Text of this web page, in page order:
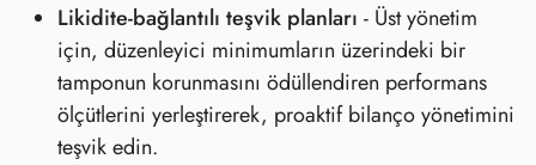
Likidite‑bağlantılı teşvik planları - Üst yönetim
için, düzenleyici minimumların üzerindeki bir
tamponun korunmasını ödüllendiren performans
ölçütlerini yerleştirerek, proaktif bilanço yönetimini
teşvik edin.